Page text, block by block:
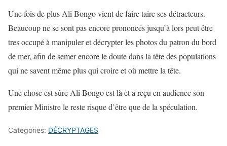
Une fois de plus Ali Bongo vient de faire taire ses détracteurs.
Beaucoup ne se sont pas encore prononcés jusqu’à lors peut être
tres occupé à manipuler et décrypter les photos du patron du bord
de mer, afin de semer encore le doute dans la tête des populations
qui ne savent même plus qui croire et où mettre la tête.
Une chose est sûre Ali Bongo est là et a reçu en audience son
premier Ministre le reste risque d’être que de la spéculation.
Categories: DÉCRYPTAGES